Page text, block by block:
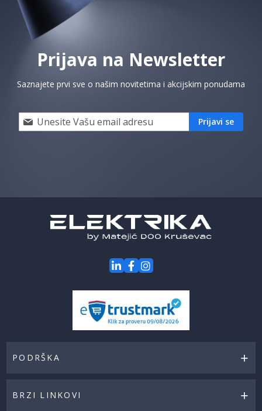
Prijava na Newsletter
Saznajete prvi sve o našim novitetima i akcijskim ponudama
Prijavi
se
akcije
Prijavi se
PODRŠKA
BRZI LINKOVI